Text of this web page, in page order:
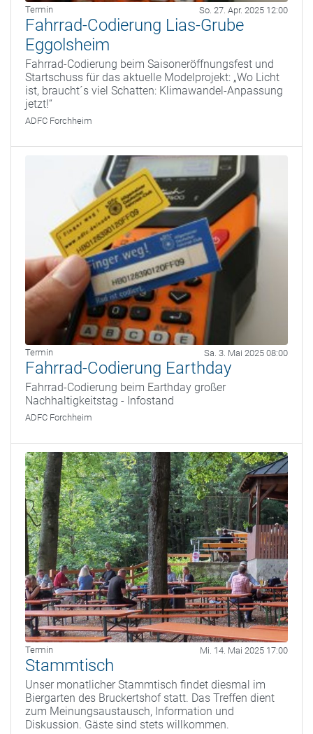
Termin So. 27. Apr. 2025 12:00
Fahrrad-Codierung Lias-Grube
Eggolsheim
Fahrrad-Codierung beim Saisoneröffnungsfest und
Startschuss für das aktuelle Modelprojekt: „Wo Licht
ist, braucht´s viel Schatten: Klimawandel-Anpassung
jetzt!“
ADFC Forchheim
Termin Sa. 3. Mai 2025 08:00
Fahrrad-Codierung Earthday
Fahrrad-Codierung beim Earthday großer
Nachhaltigkeitstag - Infostand
ADFC Forchheim
Termin Mi. 14. Mai 2025 17:00
Stammtisch
Unser monatlicher Stammtisch findet diesmal im
Biergarten des Bruckertshof statt. Das Treffen dient
zum Meinungsaustausch, Information und
Diskussion. Gäste sind stets willkommen.